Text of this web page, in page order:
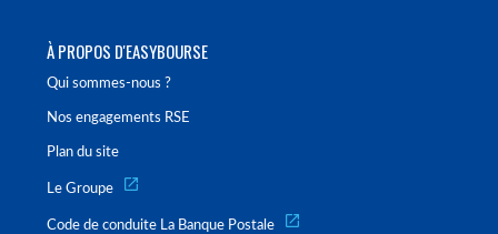
À PROPOS D'EASYBOURSE
Qui sommes-nous ?
Nos engagements RSE
Plan du site
Le Groupe
Code de conduite La Banque Postale